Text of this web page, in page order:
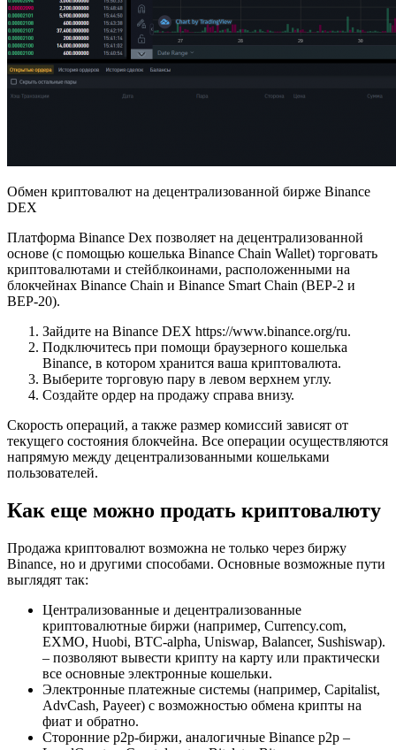
Обмен криптовалют на децентрализованной бирже Binance
DEX
Платформа Binance Dex позволяет на децентрализованной
основе (с помощью кошелька Binance Chain Wallet) торговать
криптовалютами и стейблкоинами, расположенными на
блокчейнах Binance Chain и Binance Smart Chain (BEP-2 и
BEP-20).
Зайдите на Binance DEX https://www.binance.org/ru.
Подключитесь при помощи браузерного кошелька
Binance, в котором хранится ваша криптовалюта.
Выберите торговую пару в левом верхнем углу.
Создайте ордер на продажу справа внизу.
Скорость операций, а также размер комиссий зависят от
текущего состояния блокчейна. Все операции осуществляются
напрямую между децентрализованными кошельками
пользователей.
Как еще можно продать криптовалюту
Продажа криптовалют возможна не только через биржу
Binance, но и другими способами. Основные возможные пути
выглядят так:
Централизованные и децентрализованные
криптовалютные биржи (например, Currency.com,
EXMO, Huobi, BTC-alpha, Uniswap, Balancer, Sushiswap).
– позволяют вывести крипту на карту или практически
все основные электронные кошельки.
Электронные платежные системы (например, Capitalist,
AdvCash, Payeer) с возможностью обмена крипты на
фиат и обратно.
Сторонние p2p-биржи, аналогичные Binance p2p –